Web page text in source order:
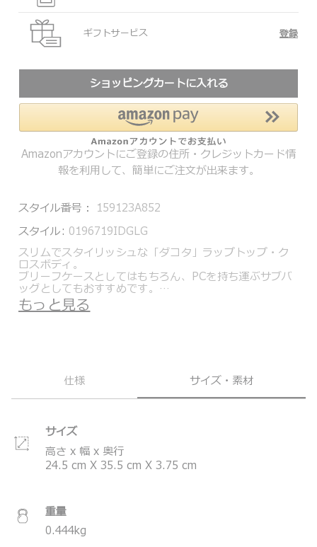
ギフトサービス 登録
ショッピングカートに入れる
Amazonアカウントにご登録の住所・クレジットカード情
報を利用して、簡単にご注文が出来ます。
スタイル番号： 159123A852
スタイル: 0196719IDGLG
スリムでスタイリッシュな「ダコタ」ラップトップ・ク
ロスボディ。
ブリーフケースとしてはもちろん、PCを持ち運ぶサブバ
ッグとしてもおすすめです。
14インチのPCを収納可能。取り外し可能なショルダース
トラップが付属し、ショルダーバッグとしても使用でき
トゥミのこだわりの品質、耐久性を備えながらも、現在
の女性が求める洗練されたデザインと、ファッションエ
バックパックやトート、デイリー使いのデイバッグ、ト
ラベルアイテムまで汎用性の高いアイテムを多数取り揃
えたコレクションです。
＊製品の仕様は予告なく変更する場合があります。
もっと見る
仕様 サイズ・素材
サイズ
高さ x 幅 x 奥行
24.5 cm X 35.5 cm X 3.75 cm
重量
0.444kg